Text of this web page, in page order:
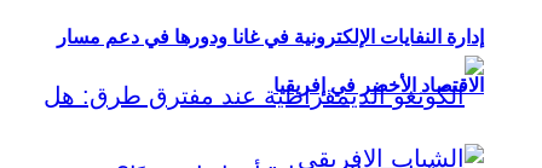
إدارة النفايات الإلكترونية في غانا ودورها في دعم مسار
الاقتصاد الأخضر في إفريقيا